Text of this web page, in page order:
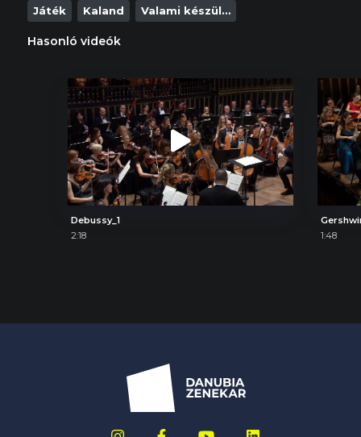
Játék Kaland Valami készül…
Hasonló videók
Debussy_1
2:18
1:48